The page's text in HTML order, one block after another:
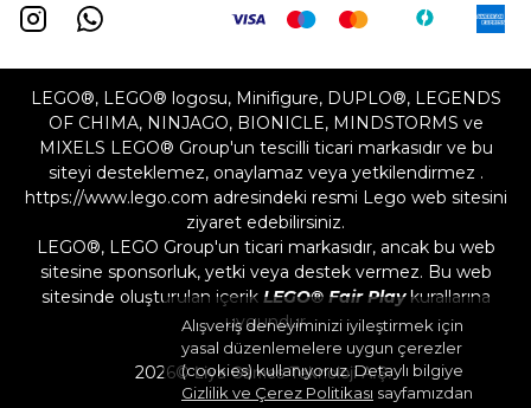
Alışveriş deneyiminizi iyileştirmek için
yasal düzenlemelere uygun çerezler
(cookies) kullanıyoruz. Detaylı bilgiye
Gizlilik ve Çerez Politikası sayfamızdan
LEGO®, LEGO® logosu, Minifigure, DUPLO®, LEGENDS
OF CHIMA, NINJAGO, BIONICLE, MINDSTORMS ve
MIXELS LEGO® Group'un tescilli ticari markasıdır ve bu
siteyi desteklemez, onaylamaz veya yetkilendirmez .
https://www.lego.com adresindeki resmi Lego web sitesini
ziyaret edebilirsiniz.
LEGO®, LEGO Group'un ticari markasıdır, ancak bu web
sitesine sponsorluk, yetki veya destek vermez. Bu web
sitesinde oluşturulan içerik LEGO® Fair Playkurallarına
uygundur
2026©Liya Games Teknoloji A.Ş.